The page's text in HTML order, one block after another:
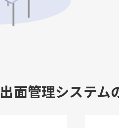
出面管理システム